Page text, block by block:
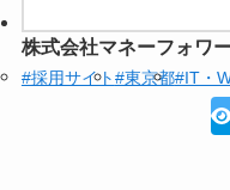
株式会社マネーフォワ
#採用サイト#東京都#IT・